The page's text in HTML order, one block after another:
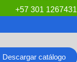
+57 301 1267431
Descargar catálogo